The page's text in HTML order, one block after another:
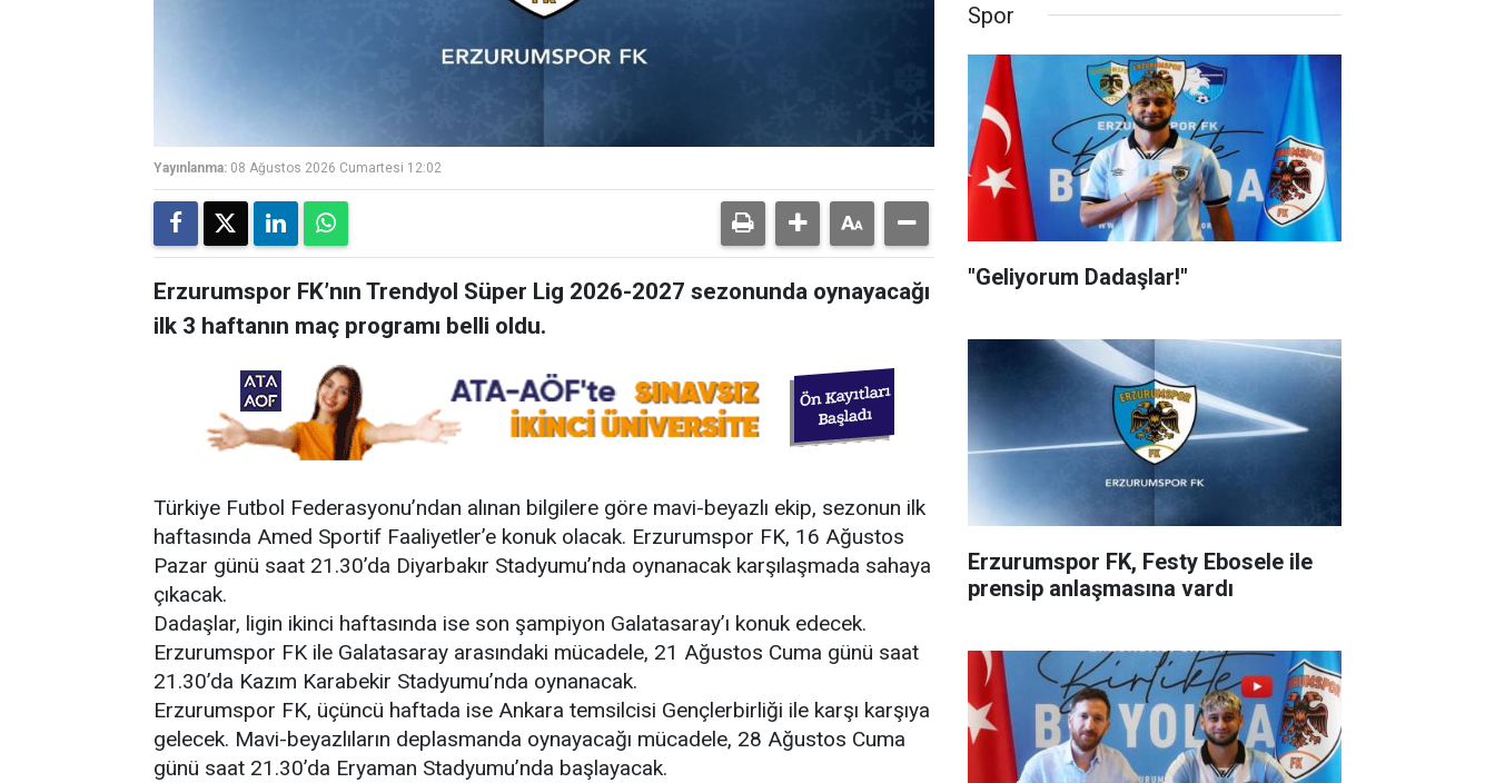
Yayınlanma: 08 Ağustos 2026 Cumartesi 12:02
Erzurumspor FK’nın Trendyol Süper Lig 2026-2027 sezonunda oynayacağı
ilk 3 haftanın maç programı belli oldu.
Türkiye Futbol Federasyonu’ndan alınan bilgilere göre mavi-beyazlı ekip, sezonun ilk
haftasında Amed Sportif Faaliyetler’e konuk olacak. Erzurumspor FK, 16 Ağustos
Pazar günü saat 21.30’da Diyarbakır Stadyumu’nda oynanacak karşılaşmada sahaya
çıkacak.
Dadaşlar, ligin ikinci haftasında ise son şampiyon Galatasaray’ı konuk edecek.
Erzurumspor FK ile Galatasaray arasındaki mücadele, 21 Ağustos Cuma günü saat
21.30’da Kazım Karabekir Stadyumu’nda oynanacak.
Erzurumspor FK, üçüncü haftada ise Ankara temsilcisi Gençlerbirliği ile karşı karşıya
gelecek. Mavi-beyazlıların deplasmanda oynayacağı mücadele, 28 Ağustos Cuma
günü saat 21.30’da Eryaman Stadyumu’nda başlayacak.
Spor
"Geliyorum Dadaşlar!"
Erzurumspor FK, Festy Ebosele ile
prensip anlaşmasına vardı